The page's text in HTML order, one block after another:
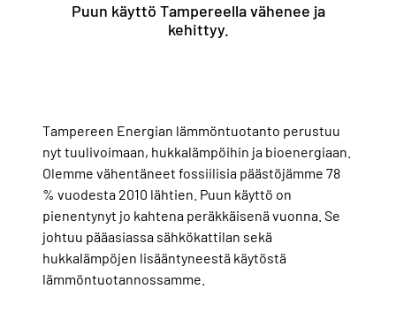
Puun käyttö Tampereella vähenee ja
kehittyy.
Tampereen Energian lämmöntuotanto perustuu
nyt tuulivoimaan, hukkalämpöihin ja bioenergiaan.
Olemme vähentäneet fossiilisia päästöjämme 78
% vuodesta 2010 lähtien. Puun käyttö on
pienentynyt jo kahtena peräkkäisenä vuonna. Se
johtuu pääasiassa sähkökattilan sekä
hukkalämpöjen lisääntyneestä käytöstä
lämmöntuotannossamme.